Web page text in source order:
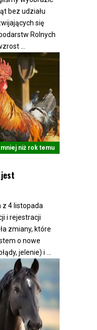
bez udziału
się
Rolnych
...
mniej niż rok temu
z 4 listopada
i rejestracji
zmiany, które
o nowe
jelenie) i ...